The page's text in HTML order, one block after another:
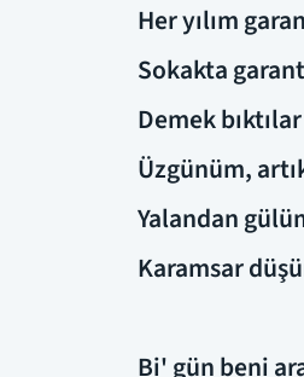
Her yılım
Sokakta
Demek
Üzgünüm,
Yalandan
Karamsar
Bi' gün beni